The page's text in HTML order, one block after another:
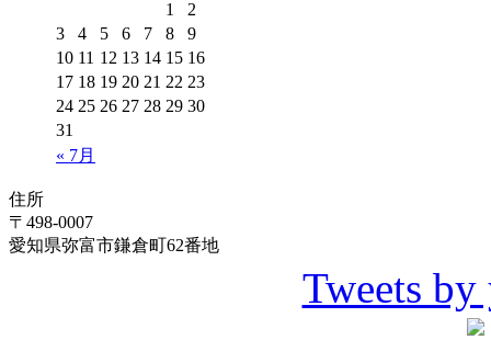
« 7月
1
2
3
4 5 6 7 8
9
10 11 12 13 14 15 16
17 18 19 20 21 22 23
24 25 26 27 28 29 30
31
住所
〒498-0007
愛知県弥富市鎌倉町62番地
Tweets